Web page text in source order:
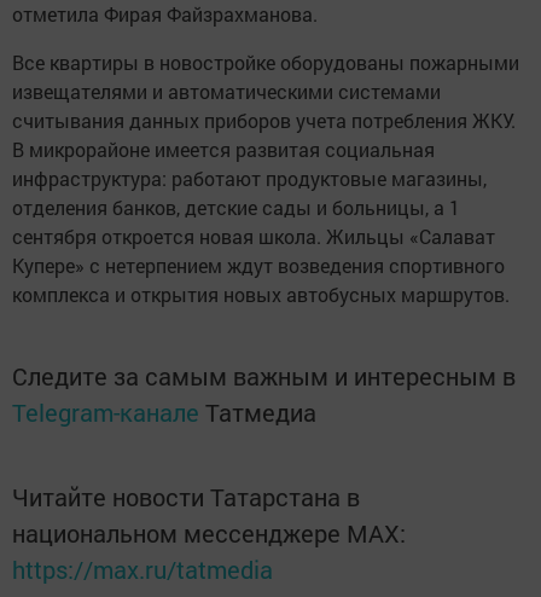
отметила Фирая Файзрахманова.
Все квартиры в новостройке оборудованы пожарными
извещателями и автоматическими системами
считывания данных приборов учета потребления ЖКУ.
В микрорайоне имеется развитая социальная
инфраструктура: работают продуктовые магазины,
отделения банков, детские сады и больницы, а 1
сентября откроется новая школа. Жильцы «Салават
Купере» с нетерпением ждут возведения спортивного
комплекса и открытия новых автобусных маршрутов.
Следите за самым важным и интересным в
Telegram-канале Татмедиа
Читайте новости Татарстана в
национальном мессенджере MАХ:
https://max.ru/tatmedia